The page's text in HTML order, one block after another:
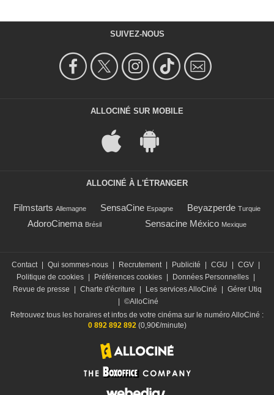
SUIVEZ-NOUS
ALLOCINÉ SUR MOBILE
ALLOCINÉ À L'ÉTRANGER
Filmstarts Allemagne SensaCine Espagne Beyazperde Turquie
AdoroCinema Brésil Sensacine México Mexique
Contact | Qui sommes-nous | Recrutement | Publicité | CGU | CGV |
Politique de cookies | Préférences cookies | Données Personnelles |
Revue de presse
| Charte d'écriture | Les services AlloCiné | Gérer Utiq
| ©AlloCiné
Retrouvez tous les horaires et infos de votre cinéma sur le numéro AlloCiné :
0 892 892 892 (0,90€/minute)